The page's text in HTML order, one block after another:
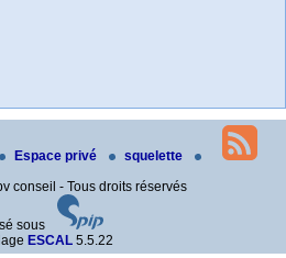
Espace privé
squelette
conseil - Tous droits réservés
sous
ESCAL 5.5.22